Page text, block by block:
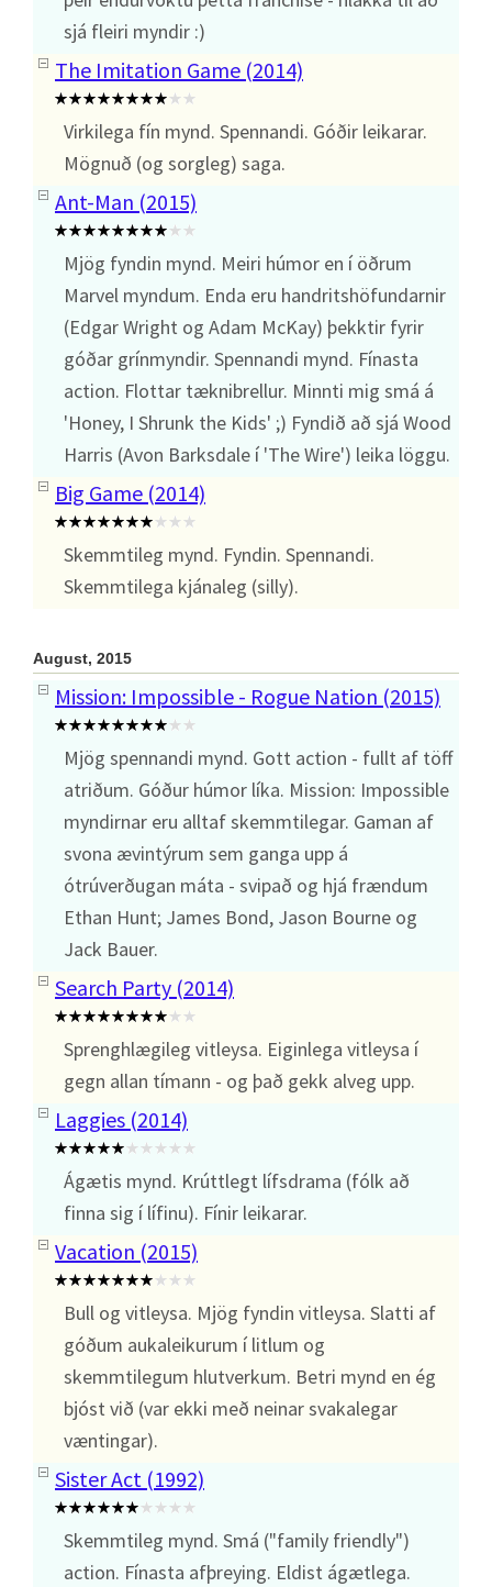
sjá fleiri myndir :)
The Imitation Game (2014)
Virkilega fín mynd. Spennandi. Góðir leikarar.
Mögnuð (og sorgleg) saga.
Ant-Man (2015)
Mjög fyndin mynd. Meiri húmor en í öðrum
Marvel myndum. Enda eru handritshöfundarnir
(Edgar Wright og Adam McKay) þekktir fyrir
góðar grínmyndir. Spennandi mynd. Fínasta
action. Flottar tæknibrellur. Minnti mig smá á
'Honey, I Shrunk the Kids' ;) Fyndið að sjá Wood
Harris (Avon Barksdale í 'The Wire') leika löggu.
Big Game (2014)
Skemmtileg mynd. Fyndin. Spennandi.
Skemmtilega kjánaleg (silly).
August, 2015
Mission: Impossible - Rogue Nation (2015)
Mjög spennandi mynd. Gott action - fullt af töff
atriðum. Góður húmor líka. Mission: Impossible
myndirnar eru alltaf skemmtilegar. Gaman af
svona ævintýrum sem ganga upp á
ótrúverðugan máta - svipað og hjá frændum
Ethan Hunt; James Bond, Jason Bourne og
Jack Bauer.
Search Party (2014)
Sprenghlægileg vitleysa. Eiginlega vitleysa í
gegn allan tímann - og það gekk alveg upp.
Laggies (2014)
Ágætis mynd. Krúttlegt lífsdrama (fólk að
finna sig í lífinu). Fínir leikarar.
Vacation (2015)
Bull og vitleysa. Mjög fyndin vitleysa. Slatti af
góðum aukaleikurum í litlum og
skemmtilegum hlutverkum. Betri mynd en ég
bjóst við (var ekki með neinar svakalegar
væntingar).
Sister Act (1992)
Skemmtileg mynd. Smá ("family friendly")
action. Fínasta afþreying. Eldist ágætlega.